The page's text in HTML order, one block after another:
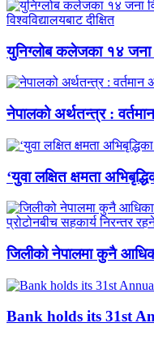
युनिग्लोब कलेजका १४ जना
नेपालको अर्थतन्त्र :
‘युवा लक्षित क्षमता
जिलीको नेपालमा कुनै
Bank holds its 31st